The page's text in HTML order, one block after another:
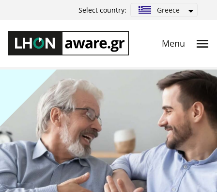
Select country: Greece